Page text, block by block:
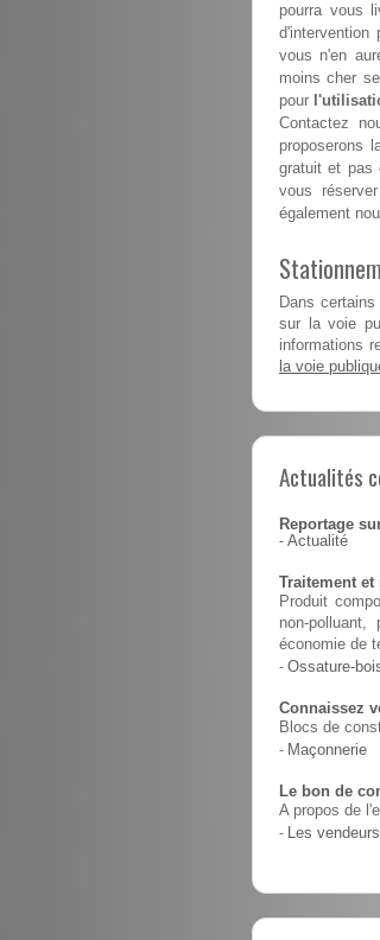
pourra vous
d'intervention
vous n'en
moins cher
pour
Contactez
proposerons
gratuit et pas
vous
également
Dans
sur la voie
informations
la voie
Actualités
Reportage
- Actualité
Traitement
Produit
non-
économie de
- Ossature-
Connaissez
Blocs de
- Maçonnerie
Le bon de
A propos de
- Les